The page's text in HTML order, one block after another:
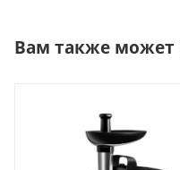
Вам также может